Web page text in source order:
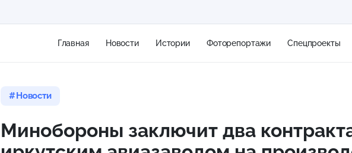
Главная Новости Истории Фоторепортажи Спецпроекты
Новости
Минобороны заключит два